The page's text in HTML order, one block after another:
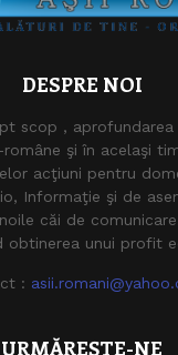
DESPRE NOI
scop , aprofundarea
şi în acelaşi
acţiuni pentru
Informaţie şi de
căi de
obtinerea unui profit
:
URMĂREȘTE-NE